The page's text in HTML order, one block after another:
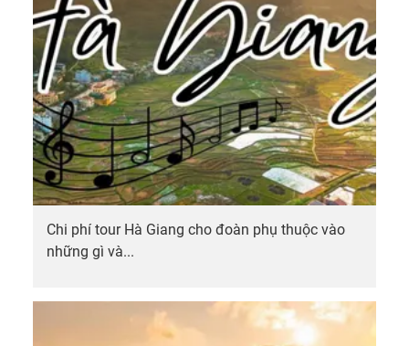
Chi phí tour Hà Giang cho đoàn phụ thuộc vào
những gì và...